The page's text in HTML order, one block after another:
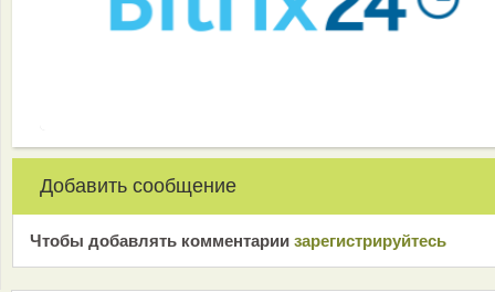
Добавить сообщение
Чтобы добавлять комментарии зарeгиcтрирyйтeсь